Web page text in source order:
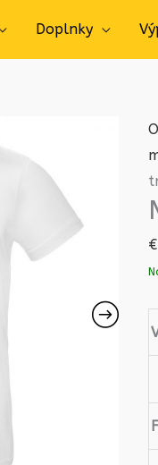
Doplnky
€